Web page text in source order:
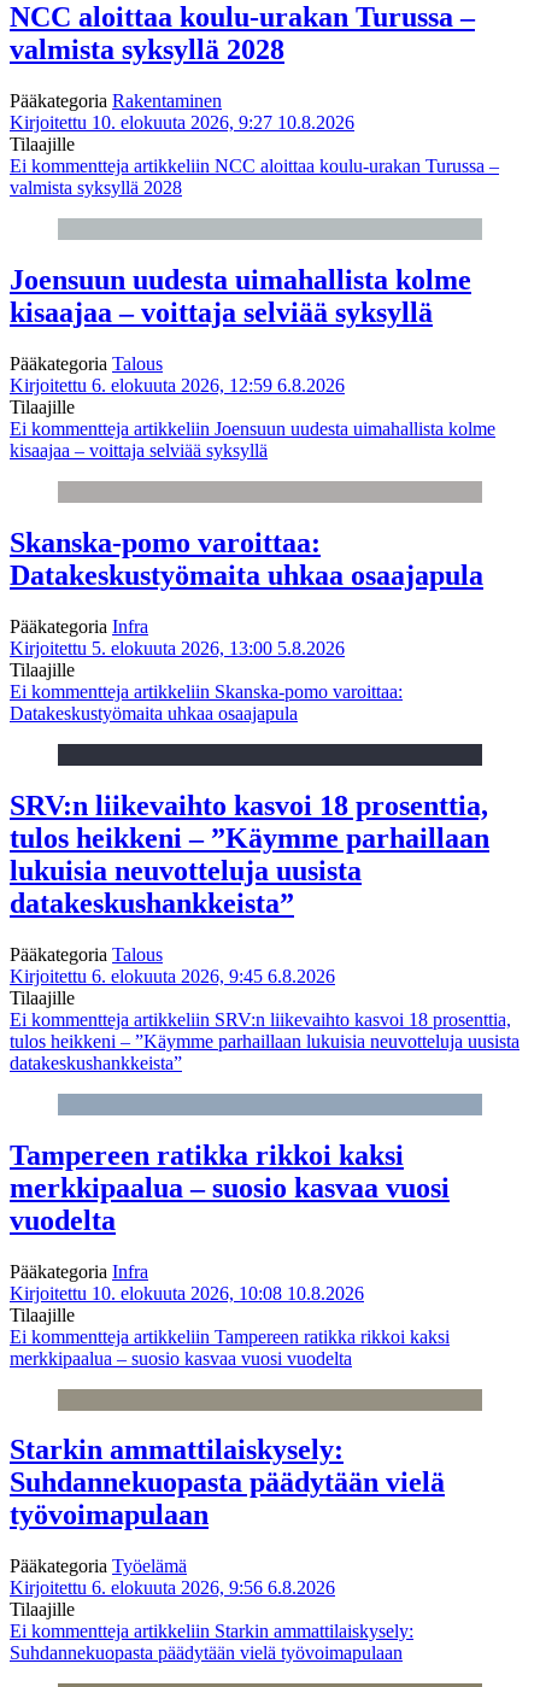
NCC aloittaa koulu-urakan Turussa –
valmista syksyllä 2028
Pääkategoria Rakentaminen
Kirjoitettu 10. elokuuta 2026, 9:27 10.8.2026
Tilaajille
Ei kommentteja artikkeliin NCC aloittaa koulu-urakan Turussa –
valmista syksyllä 2028
Joensuun uudesta uimahallista kolme
kisaajaa – voittaja selviää syksyllä
Pääkategoria Talous
Kirjoitettu 6. elokuuta 2026, 12:59 6.8.2026
Tilaajille
Ei kommentteja artikkeliin Joensuun uudesta uimahallista kolme
kisaajaa – voittaja selviää syksyllä
Skanska-pomo varoittaa:
Datakeskustyömaita uhkaa osaajapula
Pääkategoria Infra
Kirjoitettu 5. elokuuta 2026, 13:00 5.8.2026
Tilaajille
Ei kommentteja artikkeliin Skanska-pomo varoittaa:
Datakeskustyömaita uhkaa osaajapula
SRV:n liikevaihto kasvoi 18 prosenttia,
tulos heikkeni – ”Käymme parhaillaan
lukuisia neuvotteluja uusista
datakeskushankkeista”
Pääkategoria Talous
Kirjoitettu 6. elokuuta 2026, 9:45 6.8.2026
Tilaajille
Ei kommentteja artikkeliin SRV:n liikevaihto kasvoi 18 prosenttia,
tulos heikkeni – ”Käymme parhaillaan lukuisia neuvotteluja uusista
datakeskushankkeista”
Tampereen ratikka rikkoi kaksi
merkkipaalua – suosio kasvaa vuosi
vuodelta
Pääkategoria Infra
Kirjoitettu 10. elokuuta 2026, 10:08 10.8.2026
Tilaajille
Ei kommentteja artikkeliin Tampereen ratikka rikkoi kaksi
merkkipaalua – suosio kasvaa vuosi vuodelta
Starkin ammattilaiskysely:
Suhdannekuopasta päädytään vielä
työvoimapulaan
Pääkategoria Työelämä
Kirjoitettu 6. elokuuta 2026, 9:56 6.8.2026
Tilaajille
Ei kommentteja artikkeliin Starkin ammattilaiskysely:
Suhdannekuopasta päädytään vielä työvoimapulaan